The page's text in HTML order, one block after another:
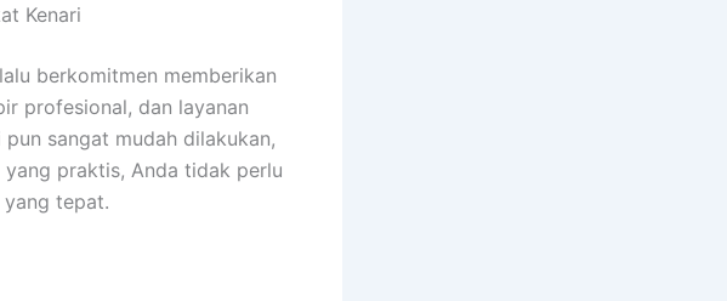
Kenari
berkomitmen memberikan
profesional, dan layanan
sangat mudah dilakukan,
praktis, Anda tidak perlu
tepat.